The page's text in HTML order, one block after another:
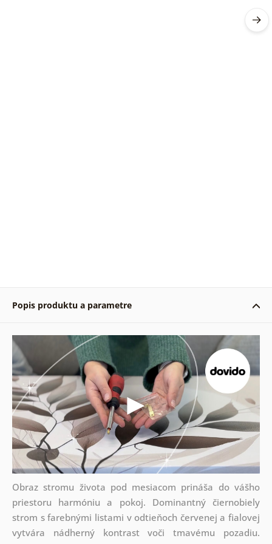
Popis produktu a parametre
Obraz stromu života pod mesiacom prináša do vášho
priestoru harmóniu a pokoj. Dominantný čiernobiely
strom s farebnými listami v odtieňoch červenej a fialovej
vytvára nádherný kontrast voči tmavému pozadiu.